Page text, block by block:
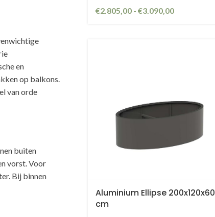
en
op balkons.
van orde
buiten
vorst. Voor
Bij binnen
€2.805,00 - €3.090,00
Aluminium Ellipse 200x120x60
cm